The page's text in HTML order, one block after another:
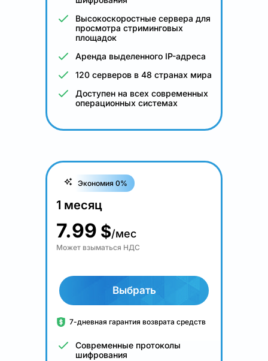
Высокоскоростные сервера для
просмотра стриминговых
площадок
Аренда выделенного IP-адреса
120 серверов в 48 странах мира
Доступен на всех современных
операционных системах
Экономия 0%
1 месяц
7.99 $/мес
Может взыматься НДС
Выбрать
7-дневная гарантия возврата средств
Современные протоколы
шифрования